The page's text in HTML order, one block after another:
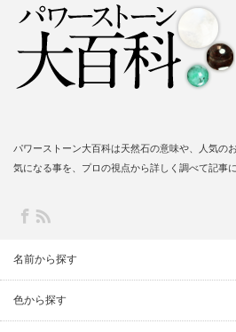
パワーストーン大百科は天然石の意味や、人気の
気になる事を、プロの視点から詳しく調べて記事
名前から探す
色から探す